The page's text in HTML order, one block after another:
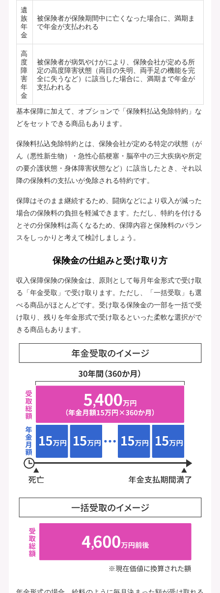
遺
族
年
金
被保険者が保険期間中に亡くなった場合に、満期ま
で年金が支払われる
高
度
障
害
年
金
被保険者が病気やけがにより、保険会社が定める所
定の高度障害状態（両目の失明、両手足の機能を完
全に失うなど）に該当した場合に、満期まで年金が
支払われる
基本保障に加えて、オプションで「保険料払込免除特約」な
どをセットできる商品もあります。
保険料払込免除特約とは、保険会社が定める特定の状態（が
ん（悪性新生物）・急性心筋梗塞・脳卒中の三大疾病や所定
の要介護状態・身体障害状態など）に該当したとき、それ以
降の保険料の支払いが免除される特約です。
保障はそのまま継続するため、闘病などにより収入が減った
場合の保険料の負担を軽減できます。ただし、特約を付ける
とその分保険料は高くなるため、保障内容と保険料のバラン
スをしっかりと考えて検討しましょう。
保険金の仕組みと受け取り方
収入保障保険の保険金は、原則として毎月年金形式で受け取
る「年金受取」で受け取ります。ただし、「一括受取」も選
べる商品がほとんどです。受け取る保険金の一部を一括で受
け取り、残りを年金形式で受け取るといった柔軟な選択がで
きる商品もあります。